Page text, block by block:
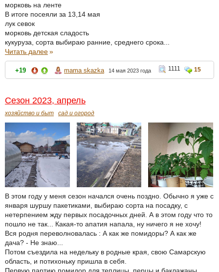
морковь на ленте
В итоге посеяли за 13,14 мая
лук севок
морковь детская сладость
кукуруза, сорта выбираю ранние, среднего срока...
Читать далее»
+19 mama skazka 14 мая 2023 года 1111 15
Сезон 2023, апрель
хозяйство и быт сад и огород
В этом году у меня сезон начался очень поздно. Обычно я уже с
января шуршу пакетиками, выбираю сорта на посадку, с
нетерпением жду первых посадочных дней. А в этом году что то
пошло не так... Какая-то апатия напала, ну ничего я не хочу!
Вся родня переволновалась : А как же помидоры? А как же
дача? - Не знаю...
Потом съездила на недельку в родные края, свою Самарскую
область, и потихоньку пришла в себя.